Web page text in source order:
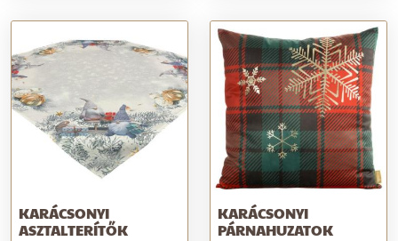
KARÁCSONYI
ASZTALTERÍTŐK
KARÁCSONYI
PÁRNAHUZATOK